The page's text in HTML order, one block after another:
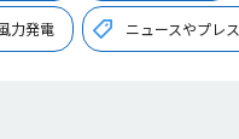
力発電 ニュースやプレ